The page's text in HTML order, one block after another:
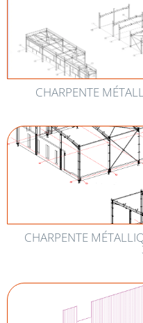
CHARPENTE
CHARPENTE